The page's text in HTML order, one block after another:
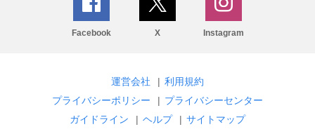
Facebook X Instagram
運営会社 | 利用規約
プライバシーポリシー
| プライバシーセンター
ガイドライン
| ヘルプ | サイトマップ